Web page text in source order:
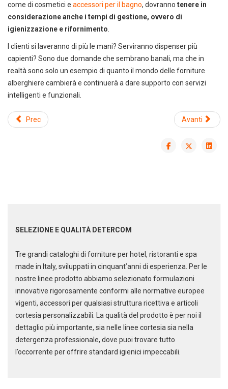
Soluzioni per la pulizia
SELEZIONE E QUALITÀ DETERCOM
Tre grandi cataloghi di forniture per hotel, ristoranti e spa
made in Italy, sviluppati in cinquant’anni di esperienza. Per le
nostre linee prodotto abbiamo selezionato formulazioni
innovative rigorosamente conformi alle normative europee
vigenti, accessori per qualsiasi struttura ricettiva e articoli
cortesia personalizzabili. La qualità del prodotto è per noi il
dettaglio più importante, sia nelle linee cortesia sia nella
detergenza professionale, dove puoi trovare tutto
l’occorrente per offrire standard igienici impeccabili.
come di cosmetici e accessori per il bagno, dovranno tenere in
considerazione anche i tempi di gestione, ovvero di
igienizzazione e rifornimento
I clienti si laveranno di più le mani? Serviranno dispenser più
capienti? Sono due domande che sembrano banali, ma che in
realtà sono solo un esempio di quanto il mondo delle forniture
alberghiere cambierà e continuerà a dare supporto con servizi
intelligenti e funzionali.
Prec Avanti